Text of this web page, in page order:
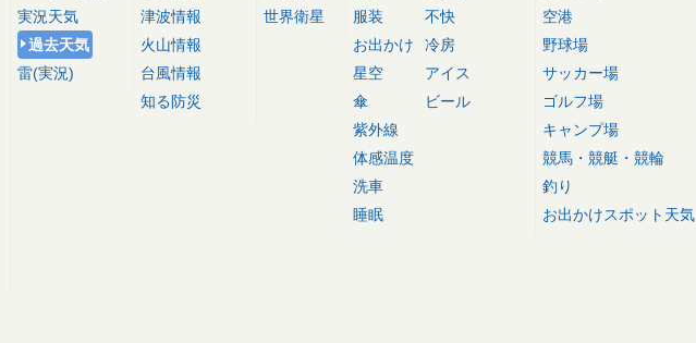
実況天気
過去天気
雷(実況)
津波情報
火山情報
台風情報
知る防災
世界衛星
服装
お出かけ
星空
傘
紫外線
体感温度
洗車
睡眠
不快
冷房
アイス
ビール
空港
野球場
サッカー場
ゴルフ場
キャンプ場
競馬・競艇・競輪
釣り
お出かけスポット天気